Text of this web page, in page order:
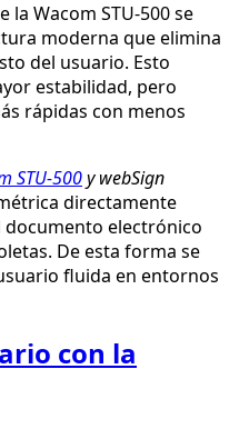
la Wacom STU-500 se
moderna que elimina
del usuario. Esto
estabilidad, pero
rápidas con menos
STU-500y webSign
directamente
documento electrónico
De esta forma se
fluida en entornos
con la